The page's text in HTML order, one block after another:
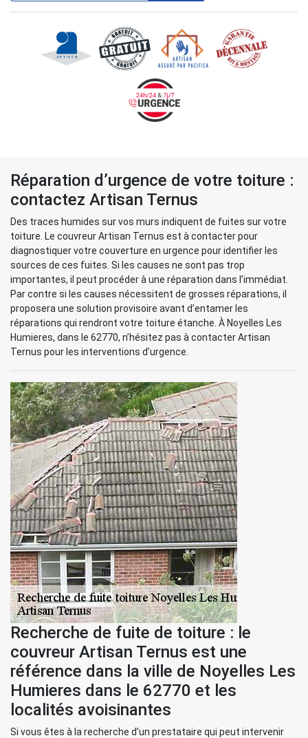
Réparation d’urgence de votre toiture :
contactez Artisan Ternus
Des traces humides sur vos murs indiquent de fuites sur votre
toiture. Le couvreur Artisan Ternus est à contacter pour
diagnostiquer votre couverture en urgence pour identifier les
sources de ces fuites. Si les causes ne sont pas trop
importantes, il peut procéder à une réparation dans l’immédiat.
Par contre si les causes nécessitent de grosses réparations, il
proposera une solution provisoire avant d’entamer les
réparations qui rendront votre toiture étanche. À Noyelles Les
Humieres, dans le 62770, n’hésitez pas à contacter Artisan
Ternus pour les interventions d’urgence.
Recherche de fuite de toiture : le
couvreur Artisan Ternus est une
référence dans la ville de Noyelles Les
Humieres dans le 62770 et les
localités avoisinantes
Si vous êtes à la recherche d’un prestataire qui peut intervenir